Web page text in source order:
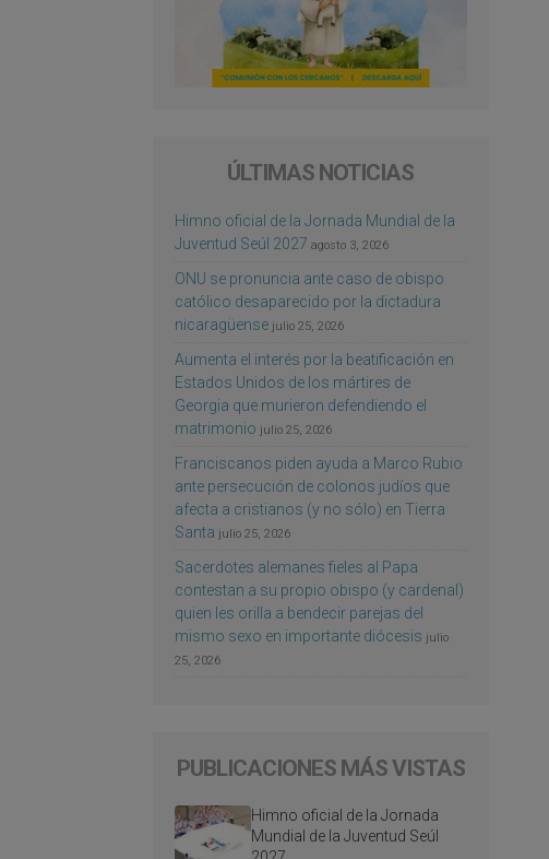
ÚLTIMAS NOTICIAS
Himno oficial de la Jornada Mundial de la
Juventud Seúl 2027 agosto 3, 2026
ONU se pronuncia ante caso de obispo
católico desaparecido por la dictadura
nicaragüense julio 25, 2026
Aumenta el interés por la beatificación en
Estados Unidos de los mártires de
Georgia que murieron defendiendo el
matrimonio julio 25, 2026
Franciscanos piden ayuda a Marco Rubio
ante persecución de colonos judíos que
afecta a cristianos (y no sólo) en Tierra
Santa julio 25, 2026
Sacerdotes alemanes fieles al Papa
contestan a su propio obispo (y cardenal)
quien les orilla a bendecir parejas del
mismo sexo en importante diócesis julio
25, 2026
PUBLICACIONES MÁS VISTAS
Himno oficial de la Jornada
Mundial de la Juventud Seúl